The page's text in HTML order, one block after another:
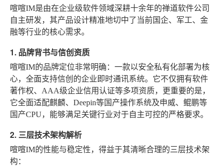
喧喧IM是由在企业级软件领域深耕十余年的禅道软件公司
自主研发，其产品设计精准地切中了当前国企、军工、金
融等行业的核心需求。
1. 品牌背书与信创资质
喧喧IM的品牌定位非常明确：一款以安全私有化部署为核
心，全面支持信创的企业即时通讯系统。它不仅拥有软件
著作权、AAA级企业信用认证等多项资质，更重要的是，
它全面适配麒麟、Deepin等国产操作系统及申威、鲲鹏等
国产CPU，能够满足关键行业对于自主可控的严格要求。
2. 三层技术架构解析
喧喧IM的性能与稳定性，得益于其清晰合理的三层技术架
构：